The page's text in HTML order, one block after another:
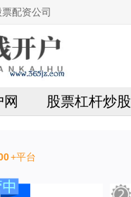
配资公司
股票杠杆炒股
+平台